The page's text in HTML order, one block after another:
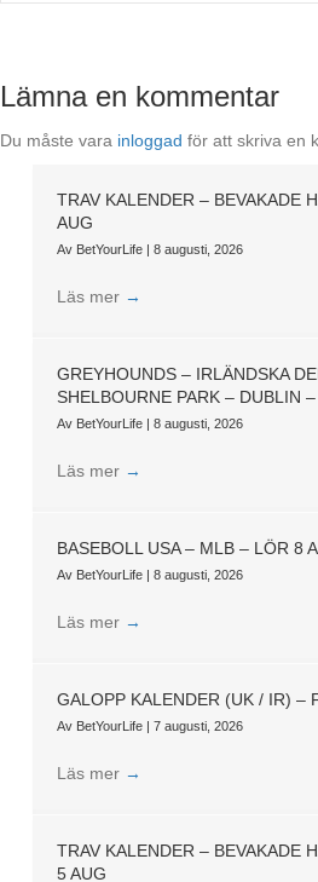
Lämna en kommentar
Du måste vara inloggad för att skriva en
TRAV KALENDER – BEVAKADE
AUG
Av BetYourLife | 8 augusti, 2026
Läs mer →
GREYHOUNDS – IRLÄNDSKA
SHELBOURNE PARK – DUBLIN
Av BetYourLife | 8 augusti, 2026
Läs mer →
BASEBOLL USA – MLB – LÖR 8
Av BetYourLife | 8 augusti, 2026
Läs mer →
GALOPP KALENDER (UK / IR) –
Av BetYourLife | 7 augusti, 2026
Läs mer →
TRAV KALENDER – BEVAKADE
5 AUG